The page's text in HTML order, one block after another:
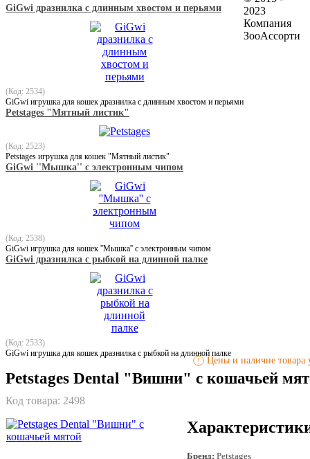
GiGwi дразнилка с длинным хвостом и перьями
(Код: 2534)
GiGwi игрушка для кошек дразнилка с длинным хвостом и перьями
Petstages "Мятный листик"
(Код: 2523)
Petstages игрушка для кошек "Мятный листик"
GiGwi ''Мышка'' с электронным чипом
(Код: 2538)
GiGwi игрушка для кошек ''Мышка'' с электронным чипом
GiGwi дразнилка с рыбкой на длинной палке
(Код: 2533)
GiGwi игрушка для кошек дразнилка с рыбкой на длинной палке
! Цены и наличие товара
Petstages Dental "Вишни" с кошачьей
Код товара: 2498
Бренд: Petstages
2023
Компания
ЗооАссорти